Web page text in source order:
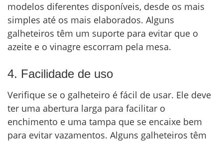
modelos diferentes disponíveis, desde os mais
simples até os mais elaborados. Alguns
galheteiros têm um suporte para evitar que o
azeite e o vinagre escorram pela mesa.
4. Facilidade de uso
Verifique se o galheteiro é fácil de usar. Ele deve
ter uma abertura larga para facilitar o
enchimento e uma tampa que se encaixe bem
para evitar vazamentos. Alguns galheteiros têm